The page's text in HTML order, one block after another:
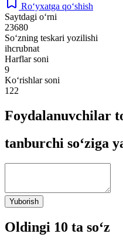
Ro‘yxatga qo‘shish
Saytdagi o‘rni
23680
So‘zning teskari yozilishi
ihcrubnat
Harflar soni
9
Ko‘rishlar soni
122
Foydalanuvchilar
tanburchi so‘ziga
Yuborish
Oldingi 10 ta so‘z